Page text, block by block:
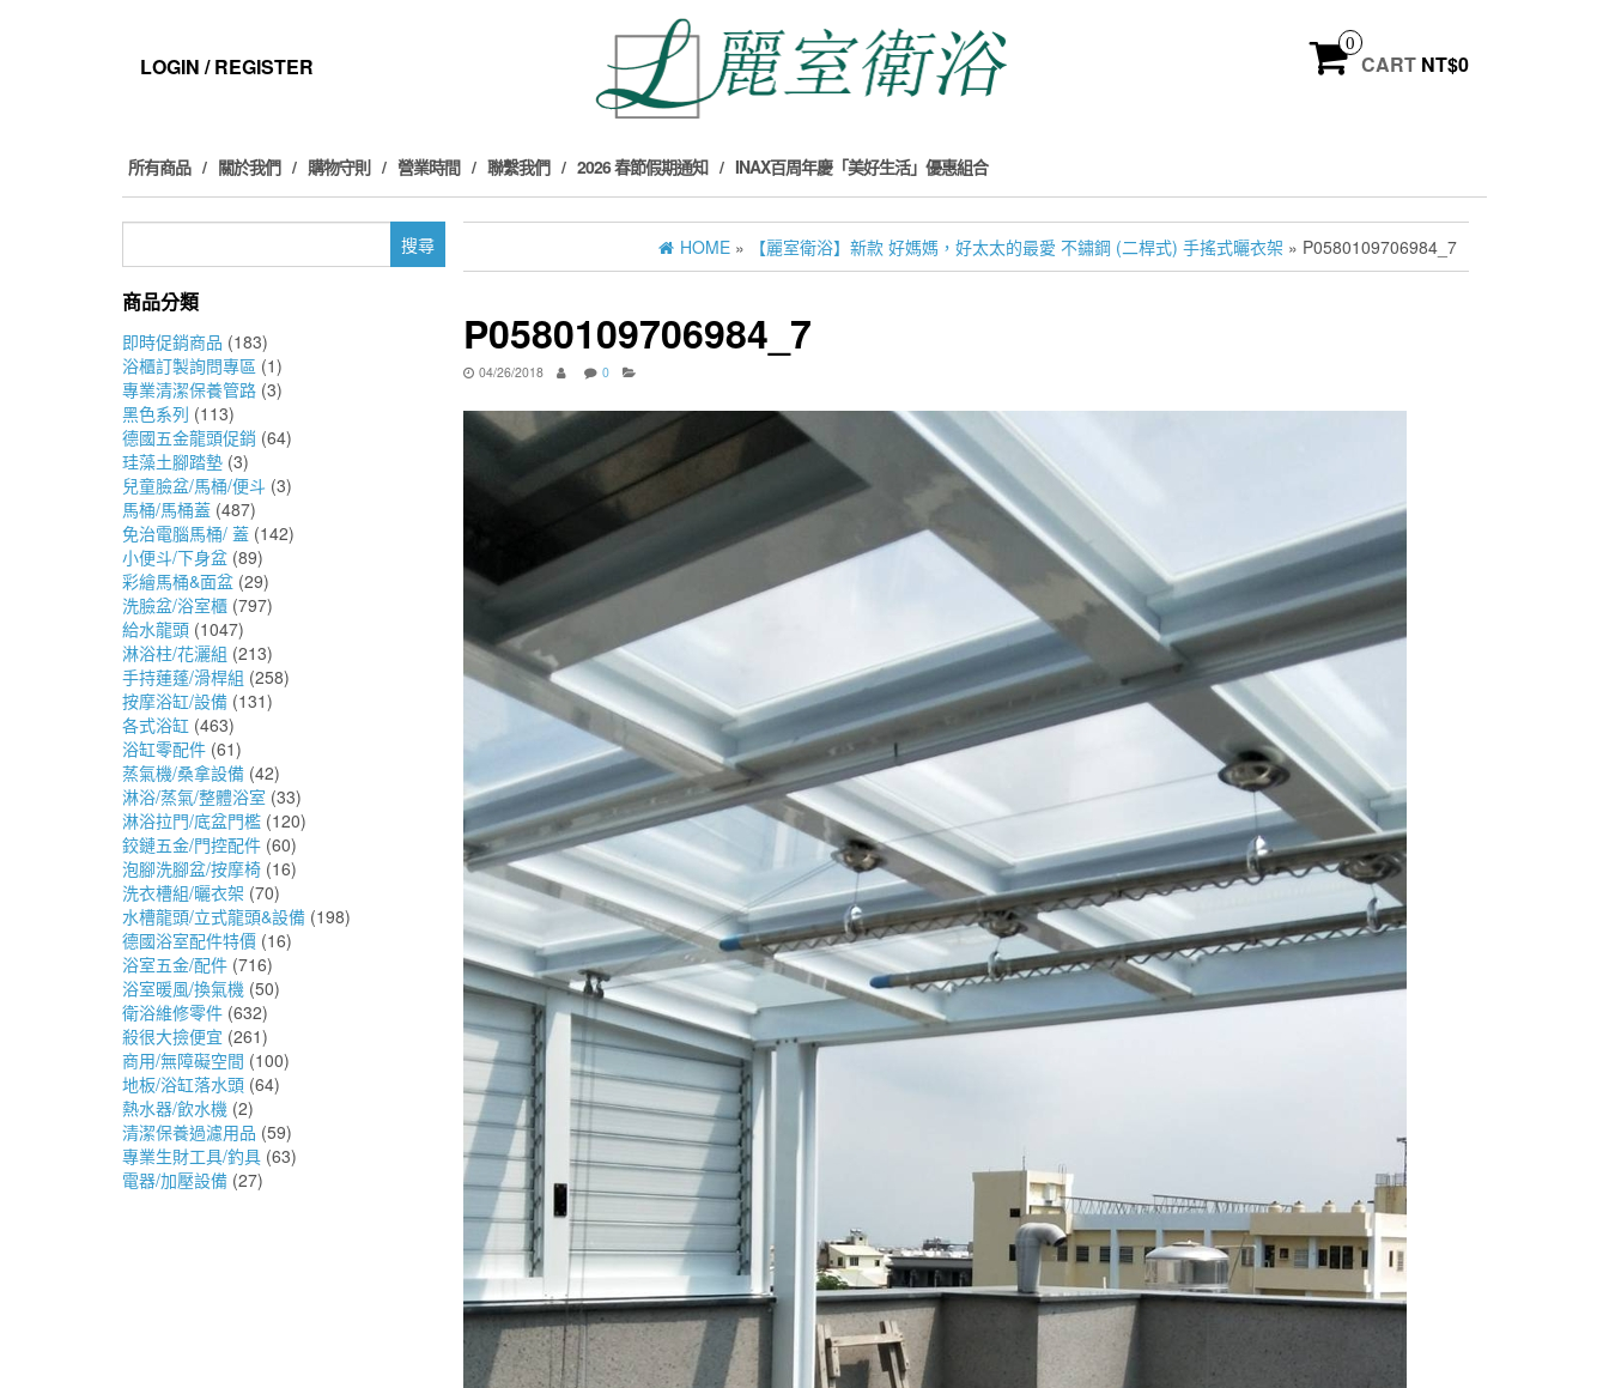
LOGIN / REGISTER
0
CART NT$0
所有商品 關於我們 購物守則 營業時間 聯繫我們 2026 春節假期通知 INAX百周年慶「美好生活」優惠組合
鍵
商品分類
即時促銷商品 (183)
浴櫃訂製詢問專區 (1)
專業清潔保養管路 (3)
黑色系列 (113)
德國五金龍頭促銷 (64)
珪藻土腳踏墊 (3)
兒童臉盆/馬桶/便斗 (3)
馬桶/馬桶蓋 (487)
免治電腦馬桶/ 蓋 (142)
小便斗/下身盆 (89)
彩繪馬桶&面盆 (29)
洗臉盆/浴室櫃 (797)
給水龍頭 (1047)
淋浴柱/花灑組 (213)
手持蓮蓬/滑桿組 (258)
按摩浴缸/設備 (131)
各式浴缸 (463)
浴缸零配件 (61)
蒸氣機/桑拿設備 (42)
淋浴/蒸氣/整體浴室 (33)
淋浴拉門/底盆門檻 (120)
鉸鏈五金/門控配件 (60)
泡腳洗腳盆/按摩椅 (16)
洗衣槽組/曬衣架 (70)
水槽龍頭/立式龍頭&設備 (198)
德國浴室配件特價 (16)
浴室五金/配件 (716)
浴室暖風/換氣機 (50)
衛浴維修零件 (632)
殺很大撿便宜 (261)
商用/無障礙空間 (100)
地板/浴缸落水頭 (64)
熱水器/飲水機 (2)
清潔保養過濾用品 (59)
專業生財工具/釣具 (63)
電器/加壓設備 (27)
HOME » 【麗室衛浴】新款 好媽媽，好太太的最愛 不鏽鋼 (二桿式) 手搖式曬衣架 » P0580109706984_7
P0580109706984_7
04/26/2018 0